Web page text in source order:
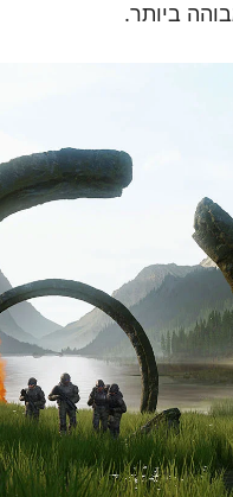
ביותר.